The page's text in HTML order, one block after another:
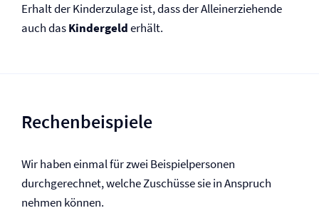
Erhalt der Kinderzulage ist, dass der Alleinerziehende
auch dasKindergelderhält.
Rechenbeispiele
Wir haben einmal für zwei Beispielpersonen
durchgerechnet, welche Zuschüsse sie in Anspruch
nehmen können.